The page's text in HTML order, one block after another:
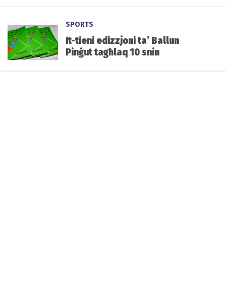
SPORTS
It-tieni edizzjoni ta’ Ballun
Pinġut tagħlaq 10 snin